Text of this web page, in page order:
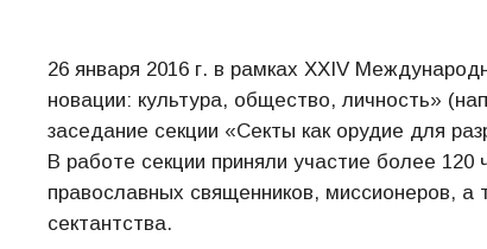
26 января 2016 г. в рамках ХХIV
новации: культура, общество, личность»
заседание секции «Секты как орудие для
В работе секции приняли участие более 120
православных священников, миссионеров,
сектантства.